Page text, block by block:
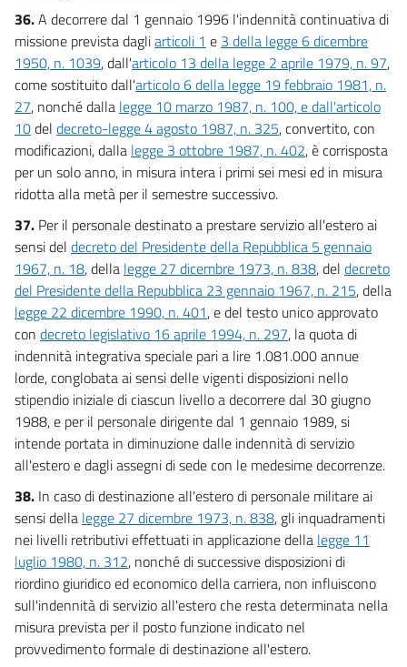
36.A decorrere dal 1 gennaio 1996 l'indennità continuativa di
missione prevista dagliarticoli 1 e 3 della legge 6 dicembre
1950, n. 1039, dall'articolo 13 della legge 2 aprile 1979, n. 97,
come sostituito dall'articolo 6 della legge 19 febbraio 1981, n.
27, nonché dalla legge 10 marzo 1987, n. 100, e dall'articolo
10del decreto-legge 4 agosto 1987, n. 325, convertito, con
modificazioni, dalla legge 3 ottobre 1987, n. 402, è corrisposta
per un solo anno, in misura intera i primi sei mesi ed in misura
ridotta alla metà per il semestre successivo.
37. Per il personale destinato a prestare servizio all'estero ai
sensi del decreto del Presidente della Repubblica 5 gennaio
1967, n. 18, della legge 27 dicembre 1973, n. 838, del decreto
del Presidente della Repubblica 23 gennaio 1967, n. 215, della
legge 22 dicembre 1990, n. 401, e del testo unico approvato
con decreto legislativo 16 aprile 1994, n. 297, la quota di
indennità integrativa speciale pari a lire 1.081.000 annue
lorde, conglobata ai sensi delle vigenti disposizioni nello
stipendio iniziale di ciascun livello a decorrere dal 30 giugno
1988, e per il personale dirigente dal 1 gennaio 1989, si
intende portata in diminuzione dalle indennità di servizio
all'estero e dagli assegni di sede con le medesime decorrenze.
38. In caso di destinazione all'estero di personale militare ai
sensi della legge 27 dicembre 1973, n. 838, gli inquadramenti
nei livelli retributivi effettuati in applicazione della legge 11
luglio 1980, n. 312, nonché di successive disposizioni di
riordino giuridico ed economico della carriera, non influiscono
sull'indennità di servizio all'estero che resta determinata nella
misura prevista per il posto funzione indicato nel
provvedimento formale di destinazione all'estero.